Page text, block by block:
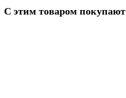
С этим товаром покупают